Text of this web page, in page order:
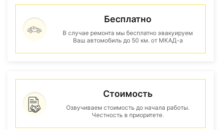
Бесплатно
В случае ремонта мы бесплатно эвакуируем
Ваш автомобиль до 50 км. от МКАД-а
Стоимость
Озвучиваем стоимость до начала работы.
Честность в приоритете.